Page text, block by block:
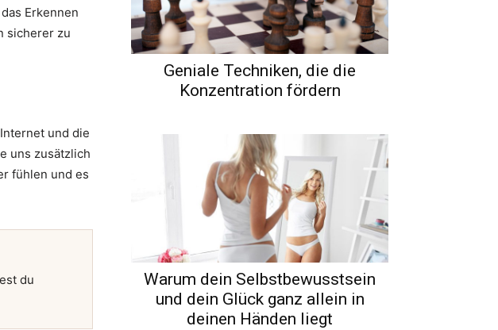
Erkennen
sicherer zu
und die
uns zusätzlich
fühlen und es
du
Geniale Techniken, die die
Konzentration fördern
Warum dein Selbstbewusstsein
und dein Glück ganz allein in
deinen Händen liegt